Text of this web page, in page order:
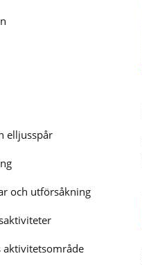
elljusspår
och utförsåkning
aktivitetsområde